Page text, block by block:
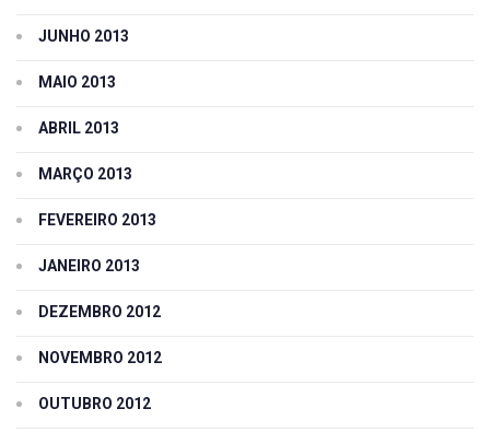
JUNHO 2013
MAIO 2013
ABRIL 2013
MARÇO 2013
FEVEREIRO 2013
JANEIRO 2013
DEZEMBRO 2012
NOVEMBRO 2012
OUTUBRO 2012